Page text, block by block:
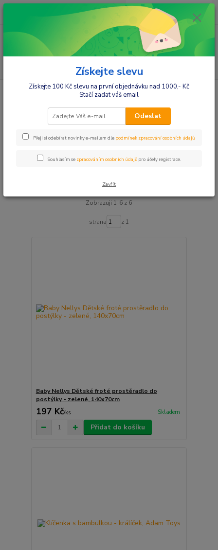
ks
za 0,00 Kč
Pro maminky Dárky pro dětské pacienty z FN Ostrava
Dárky pro dětské pacienty z FN
Ostrava
Nejdražší
Zobrazuji 1-6 z 6
strana z 1
Baby Nellys Dětské froté prostěradlo do
postýlky - zelené, 140x70cm
197 Kč/ks Skladem
Přidat do košíku
Získejte slevu
Získejte 100 Kč slevu na první objednávku nad 1000,- Kč
Stačí zadat váš email
Odeslat
Přeji si odebírat novinky e-mailem dle podmínek zpracování osobních údajů.
Souhlasím se zpracováním osobních údajů pro účely registrace.
Zavřít